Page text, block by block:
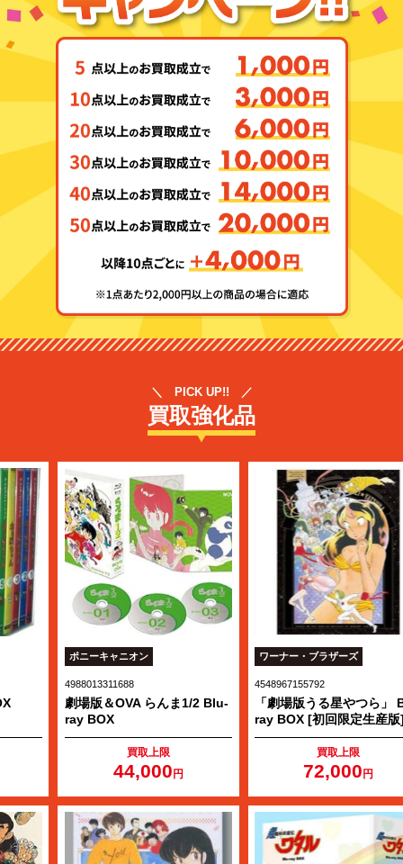
＼ PICK UP!! ／
買取強化品
ポニーキャニオン
4988013311688
劇場版＆OVA らんま1/2 Blu-
ray BOX
買取上限
44,000円
ワーナー・ブラザーズ
4548967155792
「劇場版うる星やつら」 Blu-
ray BOX [初回限定生産版]
買取上限
72,000円